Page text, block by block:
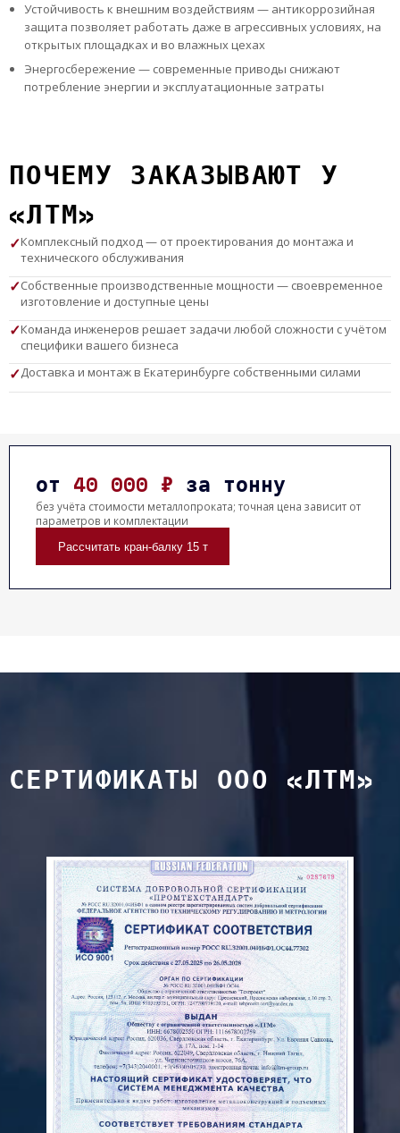
Устойчивость к внешним воздействиям — антикоррозийная
защита позволяет работать даже в агрессивных условиях, на
открытых площадках и во влажных цехах
Энергосбережение — современные приводы снижают
потребление энергии и эксплуатационные затраты
ПОЧЕМУ ЗАКАЗЫВАЮТ У
«ЛТМ»
Комплексный подход — от проектирования до монтажа и
технического обслуживания
Собственные производственные мощности — своевременное
изготовление и доступные цены
Команда инженеров решает задачи любой сложности с учётом
специфики вашего бизнеса
Доставка и монтаж в Екатеринбурге собственными силами
от 40 000 ₽ за тонну
без учёта стоимости металлопроката; точная цена зависит от
параметров и комплектации
Рассчитать кран-балку 15 т
СЕРТИФИКАТЫ ООО «ЛТМ»